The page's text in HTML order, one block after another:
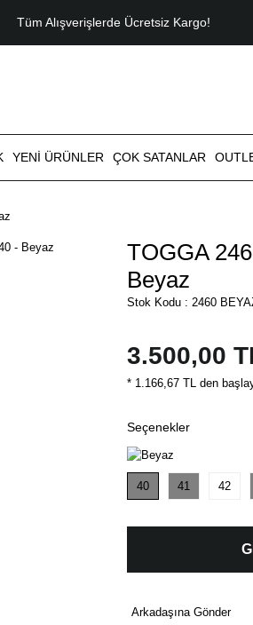
Tüm Alışverişlerde Ücretsiz Kargo!
YENİ ÜRÜNLER ÇOK SATANLAR
TOGGA
Beyaz
Stok Kodu : 2460
3.500,00
* 1.166,67 TL den
Seçenekler
40 41 42
Arkadaşına Gönder